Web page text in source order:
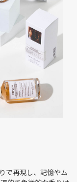
で再現し、記憶やム